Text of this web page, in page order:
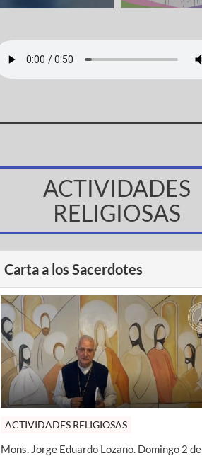
ACTIVIDADES
RELIGIOSAS
Carta a los Sacerdotes
ACTIVIDADES RELIGIOSAS
Mons. Jorge Eduardo Lozano. Domingo 2 de